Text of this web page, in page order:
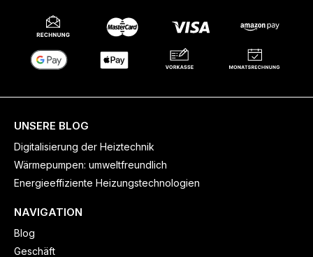
UNSERE BLOG
Digitalisierung der Heiztechnik
Wärmepumpen: umweltfreundlich
Energieeffiziente Heizungstechnologien
NAVIGATION
Blog
Geschäft